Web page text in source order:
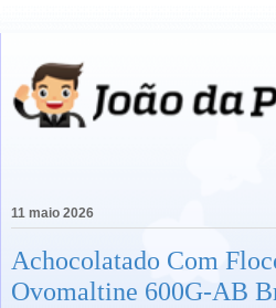
11 maio 2026
Achocolatado Com
Ovomaltine 600G-AB